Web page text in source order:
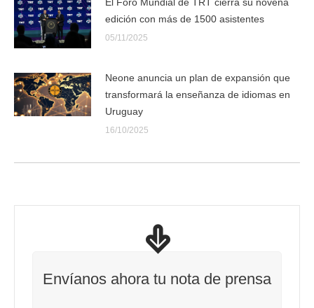
edición con más de 1500 asistentes
05/11/2025
Neone anuncia un plan de expansión que
transformará la enseñanza de idiomas en
Uruguay
16/10/2025
Envíanos ahora tu nota de prensa